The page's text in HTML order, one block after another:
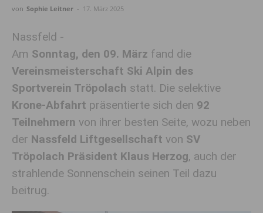
von Sophie Leitner - 17. März 2025
Nassfeld -
Am Sonntag, den 09. März fand die
Vereinsmeisterschaft Ski Alpin des
Sportverein Tröpolach statt. Die selektive
Krone-Abfahrt präsentierte sich den 92
Teilnehmern von ihrer besten Seite, wozu neben
der Nassfeld Liftgesellschaft von SV
Tröpolach Präsident Klaus Herzog, auch der
strahlende Sonnenschein seinen Teil dazu
beitrug.